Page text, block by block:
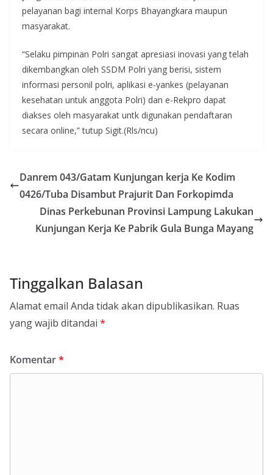
pelayanan bagi internal Korps Bhayangkara maupun
masyarakat.
“Selaku pimpinan Polri sangat apresiasi inovasi yang telah
dikembangkan oleh SSDM Polri yang berisi, sistem
informasi personil polri, aplikasi e-yankes (pelayanan
kesehatan untuk anggota Polri) dan e-Rekpro dapat
diakses oleh masyarakat untk digunakan pendaftaran
secara online,” tutup Sigit.(Rls/ncu)
Danrem 043/Gatam Kunjungan kerja Ke Kodim
0426/Tuba Disambut Prajurit Dan Forkopimda
Dinas Perkebunan Provinsi Lampung Lakukan
Kunjungan Kerja Ke Pabrik Gula Bunga Mayang
Tinggalkan Balasan
Alamat email Anda tidak akan dipublikasikan. Ruas
yang wajib ditandai *
Komentar*